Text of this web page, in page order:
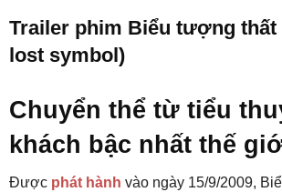
Trailer phim Biểu tượng thất
lost symbol)
Chuyển thể từ tiểu
khách bậc nhất thế
Được phát hành vào ngày 15/9/2009,